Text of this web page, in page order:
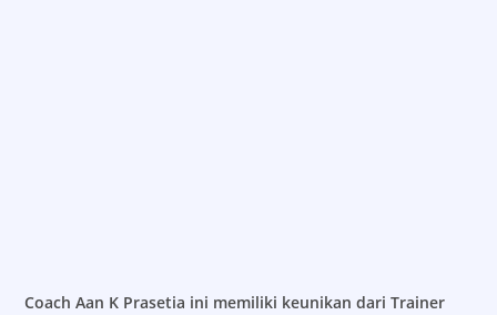
Coach Aan K Prasetia ini memiliki keunikan dari Trainer